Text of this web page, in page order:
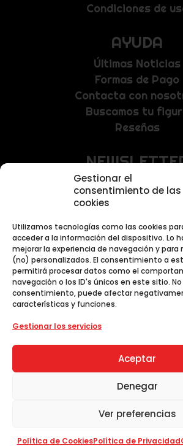
Gestionar el
consentimiento de las
cookies
Utilizamos tecnologías como las cookies
acceder a la información del dispositivo. Lo
mejorar la experiencia de navegación y para
(no) personalizados. El consentimiento a
permitirá procesar datos como el
navegación o los ID's únicos en este sitio.
consentimiento, puede afectar
características y funciones.
Gestionar los servicios
Aceptar
Denegar
Ver preferencias
Política de CookiesPolítica de Privacidad
Condiciones de
AYUDA
Últimas Noticias
Formas de Pago
Contacta con
Buscamos tu
Reseñas
Recibe las últimas noticias y
Al unirte aceptas nuestra
ToyDoki 2026© - Todos los